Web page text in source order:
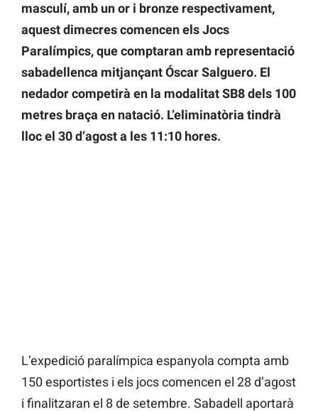
masculí, amb un or i bronze respectivament,
aquest dimecres comencen els Jocs
Paralímpics, que comptaran amb representació
sabadellenca mitjançant Óscar Salguero. El
nedador competirà en la modalitat SB8 dels 100
metres braça en natació. L’eliminatòria tindrà
lloc el 30 d’agost a les 11:10 hores.
L’expedició paralímpica espanyola compta amb
150 esportistes i els jocs comencen el 28 d’agost
i finalitzaran el 8 de setembre. Sabadell aportarà